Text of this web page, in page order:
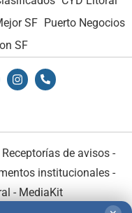
SF Puerto Negocios
SF
Receptorías de avisos -
institucionales-
- MediaKit